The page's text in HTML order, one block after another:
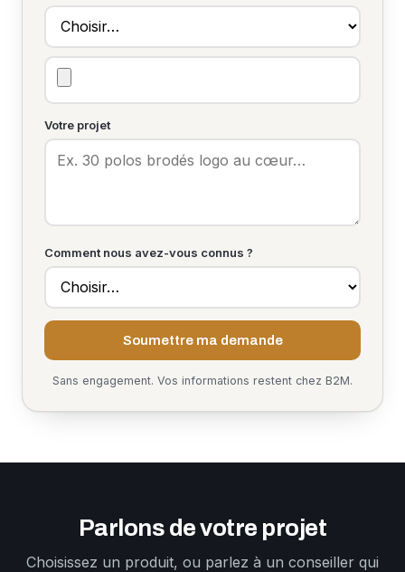
Votre projet
Comment nous avez-vous connus ?
Soumettre ma demande
Sans engagement. Vos informations restent chez B2M.
Parlons de votre projet
Choisissez un produit, ou parlez à un conseiller qui